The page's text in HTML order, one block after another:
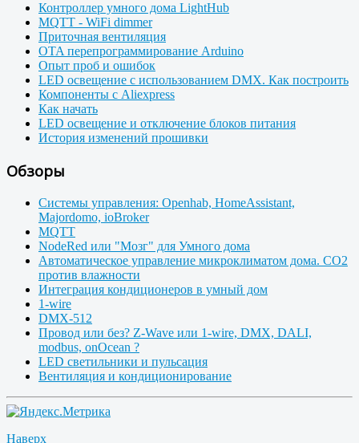
Контроллер умного дома LightHub
MQTT - WiFi dimmer
Приточная вентиляция
OTA перепрограммирование Arduino
Опыт проб и ошибок
LED освещение с использованием DMX. Как построить
Компоненты с Aliexpress
Как начать
LED освещение и отключение блоков питания
История изменений прошивки
Обзоры
Системы управления: Openhab, HomeAssistant,
Majordomo, ioBroker
MQTT
NodeRed или "Мозг" для Умного дома
Автоматическое управление микроклиматом дома. CO2
против влажности
Интеграция кондиционеров в умный дом
1-wire
DMX-512
Провод или без? Z-Wave или 1-wire, DMX, DALI,
modbus, onOcean ?
LED светильники и пульсация
Вентиляция и кондиционирование
Наверх